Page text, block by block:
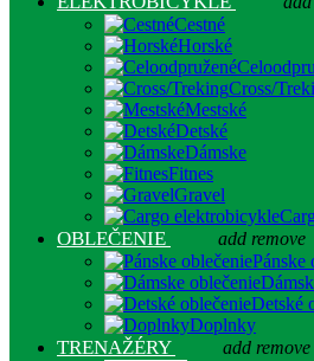
Cestné
Horské
Cross/
Mestské
Detské
Dámske
Fitnes
Gravel
OBLEČENIE add remove
Pánske
Detské
Doplnky
TRENAŽÉRY add remove